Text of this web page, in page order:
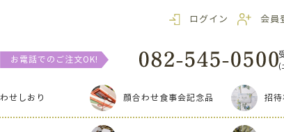
ログイン 会員
お電話でのご注文OK!
(
せしおり 顔合わせ食事会記念品 招待